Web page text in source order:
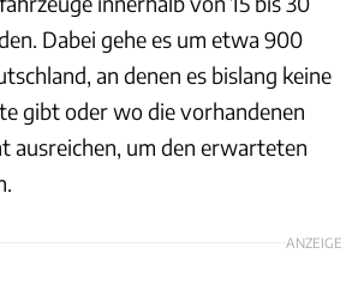
Dabei gehe es um etwa 900
an denen es bislang keine
gibt oder wo die vorhandenen
ausreichen, um den erwarteten
ANZEIGE